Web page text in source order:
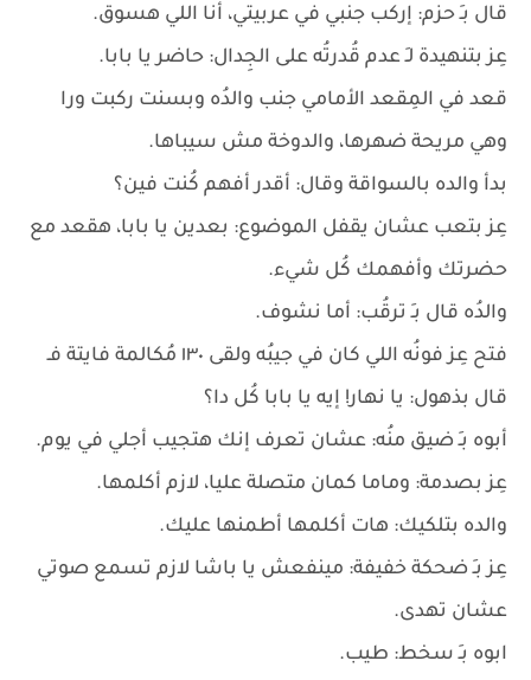
قال بـِ حزم: إركب جنبي في عربيتي، أنا اللي هسوق.
عِز بتنهيدة لـِ عدم قُدرتُه على الجِدال: حاضر يا بابا.
قعد في المِقعد الأمامي جنب والدُه وبسنت ركبت ورا
وهي مريحة ضهرها، والدوخة مش سيباها.
بدأ والده بالسواقة وقال: أقدر أفهم كُنت فين؟
عِز بتعب عشان يقفل الموضوع: بعدين يا بابا، هقعد مع
حضرتك وأفهمك كُل شيء.
والدُه قال بـِ ترقُب: أما نشوف.
فتح عِز فونُه اللي كان في جيبُه ولقى ١٣٠ مُكالمة فايتة فـ
قال بذهول: يا نهار! إيه يا بابا كُل دا؟
أبوه بـِ ضيق منُه: عشان تعرف إنك هتجيب أجلي في يوم.
عِز بصدمة: وماما كمان متصلة عليا، لازم أكلمها.
والده بتلكيك: هات أكلمها أطمنها عليك.
عِز بـِ ضحكة خفيفة: مينفعش يا باشا لازم تسمع صوتي
عشان تهدى.
ابوه بـِ سخط: طيب.